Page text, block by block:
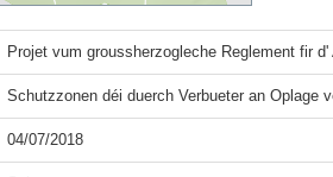
Projet vum groussherzogleche Reglement fir
Schutzzonen déi duerch Verbueter an Oplage
04/07/2018